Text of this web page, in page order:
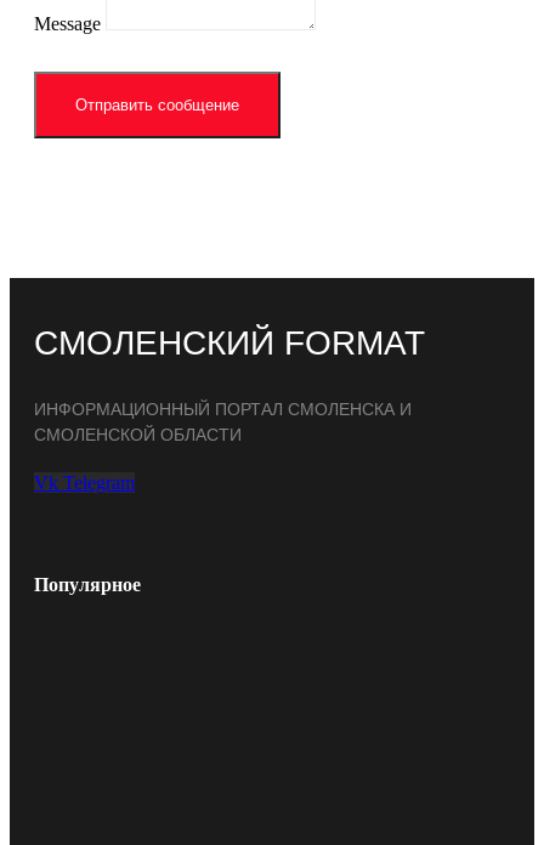
Message
Отправить сообщение
СМОЛЕНСКИЙ FORMAT
ИНФОРМАЦИОННЫЙ ПОРТАЛ СМОЛЕНСКА И
СМОЛЕНСКОЙ ОБЛАСТИ
Vk Telegram
Популярное